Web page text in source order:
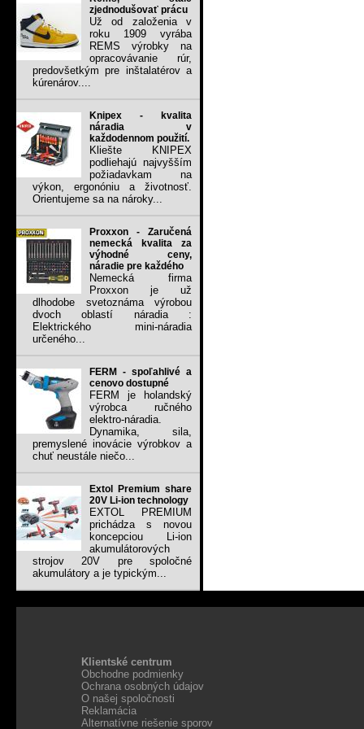
zjednodušovať prácu
Už od založenia v
roku 1909 vyrába
REMS výrobky na
opracovávanie rúr,
predovšetkým pre inštalatérov a
kúrenárov....
Knipex - kvalita
náradia v
každodennom použití.
Kliešte KNIPEX
podliehajú najvyšším
požiadavkam na
výkon, ergonóniu a životnosť.
Orientujeme sa na nároky...
Proxxon - Zaručená
nemecká kvalita za
výhodné ceny,
náradie pre každého
Nemecká firma
Proxxon je už
dlhodobe svetoznáma výrobou
dvoch oblastí náradia :
Elektrického mini-náradia
určeného...
FERM - spoľahlivé a
cenovo dostupné
FERM je holandský
výrobca ručného
elektro-náradia.
Dynamika, sila,
premyslené inovácie výrobkov a
chuť neustále niečo...
Extol Premium share
20V Li-ion technology
EXTOL PREMIUM
prichádza s novou
koncepciou Li-ion
akumulátorových
strojov 20V pre spoločné
akumulátory a je typickým...
Klientské centrum
Obchodne podmienky
Ochrana osobných údajov
O našej spoločnosti
Reklamácia
Alternatívne riešenie sporov